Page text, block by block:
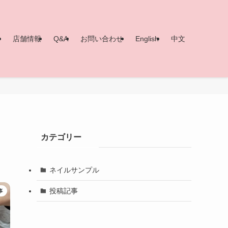
店舗情報 Q&A お問い合わせ English 中文
カテゴリー
ネイルサンプル
投稿記事